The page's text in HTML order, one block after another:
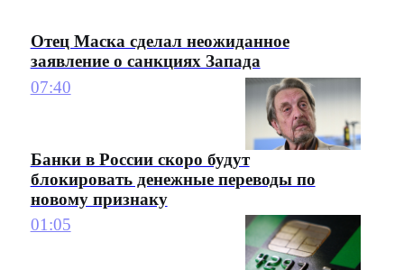
Отец Маска сделал неожиданное
заявление о санкциях Запада
07:40
Банки в России скоро будут
блокировать денежные переводы по
новому признаку
01:05